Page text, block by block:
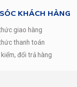
có thiết kế cửa
có vẻ ngoài cứng
KHÁCH HÀNG
giao hàng
thanh toán
đổi trả hàng